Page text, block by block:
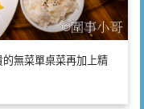
無菜單桌菜再加上精